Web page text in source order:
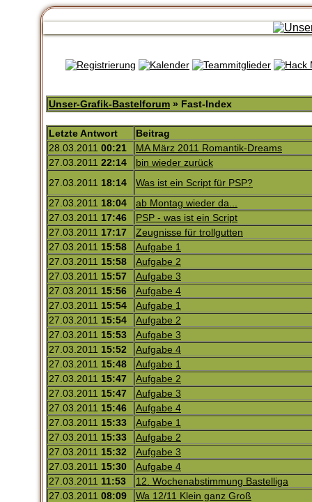
Unser-Grafik-Bastelforum » Fast-Index
Letzte Antwort
Beitrag
28.03.2011 00:21
MA März 2011 Romantik-Dreams
27.03.2011 22:14
bin wieder zurück
27.03.2011 18:14
Was ist ein Script für PSP?
27.03.2011 18:04
ab Montag wieder da...
27.03.2011 17:46
PSP - was ist ein Script
27.03.2011 17:17
Zeugnisse für trollgutten
27.03.2011 15:58
Aufgabe 1
27.03.2011 15:58
Aufgabe 2
27.03.2011 15:57
Aufgabe 3
27.03.2011 15:56
Aufgabe 4
27.03.2011 15:54
Aufgabe 1
27.03.2011 15:54
Aufgabe 2
27.03.2011 15:53
Aufgabe 3
27.03.2011 15:52
Aufgabe 4
27.03.2011 15:48
Aufgabe 1
27.03.2011 15:47
Aufgabe 2
27.03.2011 15:47
Aufgabe 3
27.03.2011 15:46
Aufgabe 4
27.03.2011 15:33
Aufgabe 1
27.03.2011 15:33
Aufgabe 2
27.03.2011 15:32
Aufgabe 3
27.03.2011 15:30
Aufgabe 4
27.03.2011 11:53
12. Wochenabstimmung Bastelliga
27.03.2011 08:09
Wa 12/11 Klein ganz Groß